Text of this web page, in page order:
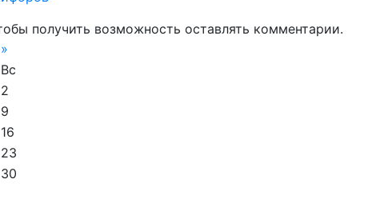
получить возможность оставлять комментарии.
»
Вс
2
9
16
23
30